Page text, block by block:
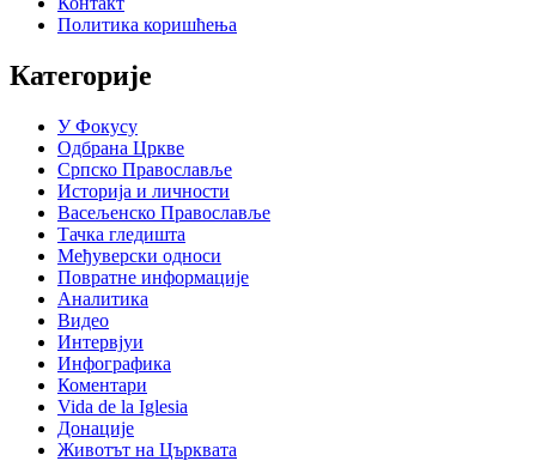
Политика коришћења
Категорије
У Фокусу
Одбрана Цркве
Српско Православље
Историја и личности
Васељенско Православље
Тачка гледишта
Међуверски односи
Повратне информације
Аналитика
Видео
Интервјуи
Инфографика
Коментари
Vida de la Iglesia
Донације
Животът на Църквата